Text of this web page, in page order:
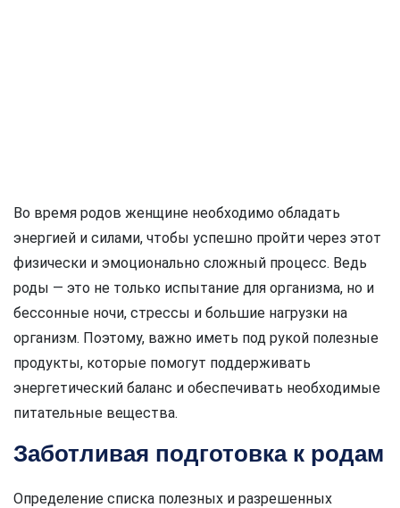
Во время родов женщине необходимо обладать
энергией и силами, чтобы успешно пройти через этот
физически и эмоционально сложный процесс. Ведь
роды — это не только испытание для организма, но и
бессонные ночи, стрессы и большие нагрузки на
организм. Поэтому, важно иметь под рукой полезные
продукты, которые помогут поддерживать
энергетический баланс и обеспечивать необходимые
питательные вещества.
Заботливая подготовка к родам
Определение списка полезных и разрешенных